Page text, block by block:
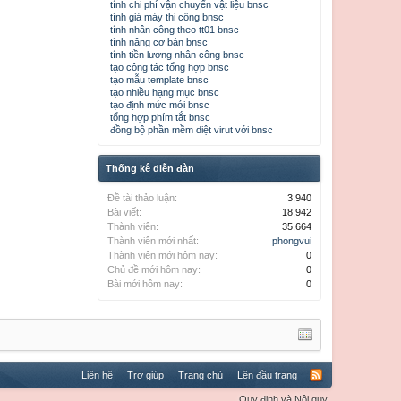
tính chi phí vận chuyển vật liệu bnsc
tính giá máy thi công bnsc
tính nhân công theo tt01 bnsc
tính năng cơ bản bnsc
tính tiền lương nhân công bnsc
tạo công tác tổng hợp bnsc
tạo mẫu template bnsc
tạo nhiều hạng mục bnsc
tạo định mức mới bnsc
tổng hợp phím tắt bnsc
đồng bộ phần mềm diệt virut với bnsc
Thống kê diễn đàn
Đề tài thảo luận:
3,940
Bài viết:
18,942
Thành viên:
35,664
Thành viên mới nhất:
phongvui
Thành viên mới hôm nay:
0
Chủ đề mới hôm nay:
0
Bài mới hôm nay:
0
Liên hệ Trợ giúp Trang chủ Lên đầu trang